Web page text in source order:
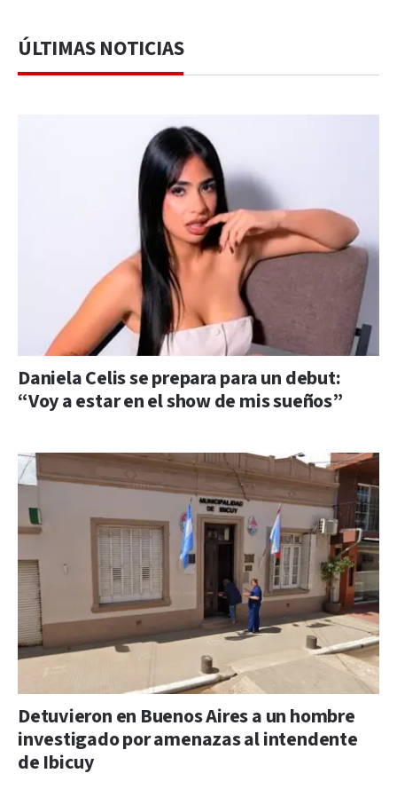
ÚLTIMAS NOTICIAS
Daniela Celis se prepara para un debut:
“Voy a estar en el show de mis sueños”
Detuvieron en Buenos Aires a un hombre
investigado por amenazas al intendente
de Ibicuy